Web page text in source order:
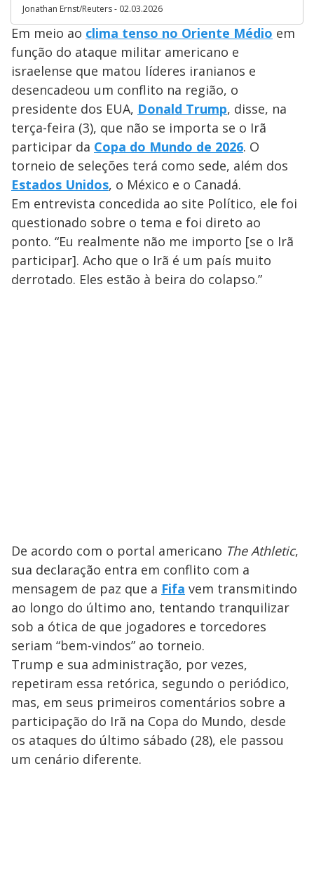
Jonathan Ernst/Reuters - 02.03.2026
Em meio ao clima tenso no Oriente Médio em
função do ataque militar americano e
israelense que matou líderes iranianos e
desencadeou um conflito na região, o
presidente dos EUA, Donald Trump, disse, na
terça-feira (3), que não se importa se o Irã
participar da Copa do Mundo de 2026. O
torneio de seleções terá como sede, além dos
Estados Unidos, o México e o Canadá.
Em entrevista concedida ao site Político, ele foi
questionado sobre o tema e foi direto ao
ponto. “Eu realmente não me importo [se o Irã
participar]. Acho que o Irã é um país muito
derrotado. Eles estão à beira do colapso.”
De acordo com o portal americano The Athletic,
sua declaração entra em conflito com a
mensagem de paz que a Fifa vem transmitindo
ao longo do último ano, tentando tranquilizar
sob a ótica de que jogadores e torcedores
seriam “bem-vindos” ao torneio.
Trump e sua administração, por vezes,
repetiram essa retórica, segundo o periódico,
mas, em seus primeiros comentários sobre a
participação do Irã na Copa do Mundo, desde
os ataques do último sábado (28), ele passou
um cenário diferente.